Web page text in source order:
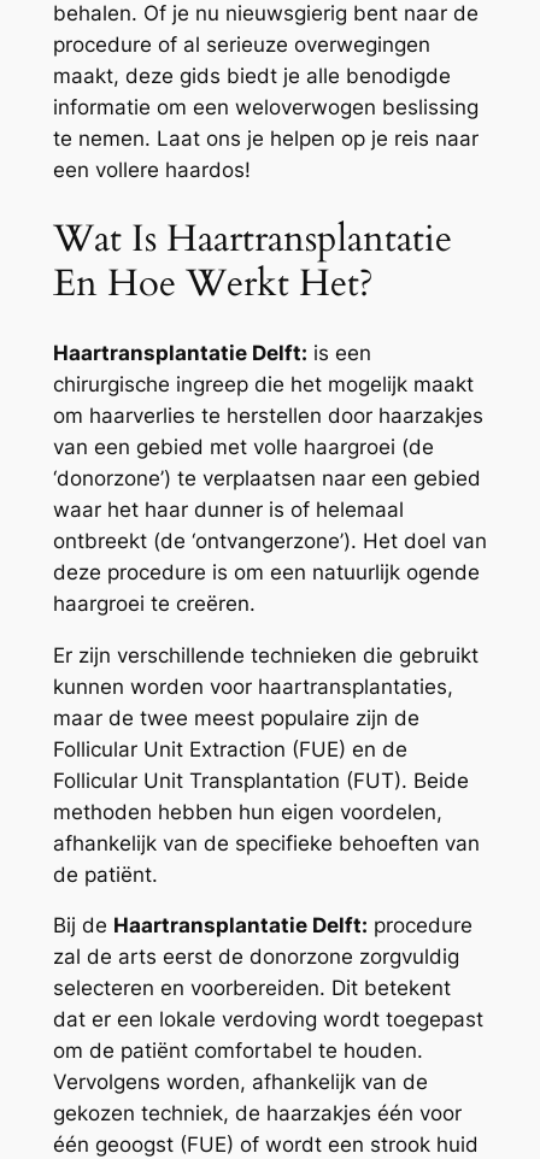
behalen. Of je nu nieuwsgierig bent naar de
procedure of al serieuze overwegingen
maakt, deze gids biedt je alle benodigde
informatie om een weloverwogen beslissing
te nemen. Laat ons je helpen op je reis naar
een vollere haardos!
Wat Is Haartransplantatie
En Hoe Werkt Het?
Haartransplantatie Delft: is een
chirurgische ingreep die het mogelijk maakt
om haarverlies te herstellen door haarzakjes
van een gebied met volle haargroei (de
‘donorzone’) te verplaatsen naar een gebied
waar het haar dunner is of helemaal
ontbreekt (de ‘ontvangerzone’). Het doel van
deze procedure is om een natuurlijk ogende
haargroei te creëren.
Er zijn verschillende technieken die gebruikt
kunnen worden voor haartransplantaties,
maar de twee meest populaire zijn de
Follicular Unit Extraction (FUE) en de
Follicular Unit Transplantation (FUT). Beide
methoden hebben hun eigen voordelen,
afhankelijk van de specifieke behoeften van
de patiënt.
Bij de Haartransplantatie Delft: procedure
zal de arts eerst de donorzone zorgvuldig
selecteren en voorbereiden. Dit betekent
dat er een lokale verdoving wordt toegepast
om de patiënt comfortabel te houden.
Vervolgens worden, afhankelijk van de
gekozen techniek, de haarzakjes één voor
één geoogst (FUE) of wordt een strook huid